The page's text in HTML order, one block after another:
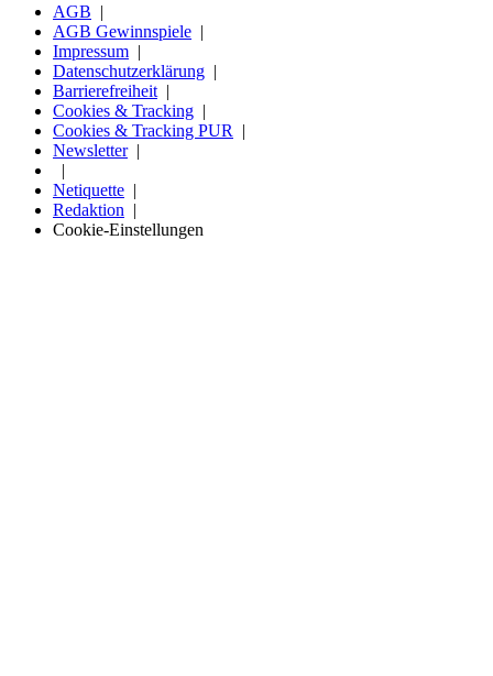
AGB
AGB Gewinnspiele
Impressum
Datenschutzerklärung
Barrierefreiheit
Cookies & Tracking
Cookies & Tracking PUR
Newsletter
Netiquette
Redaktion
Cookie-Einstellungen